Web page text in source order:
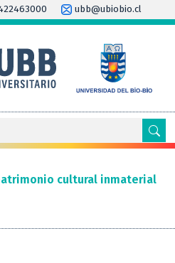
ubb@ubiobio.cl
cultural inmaterial